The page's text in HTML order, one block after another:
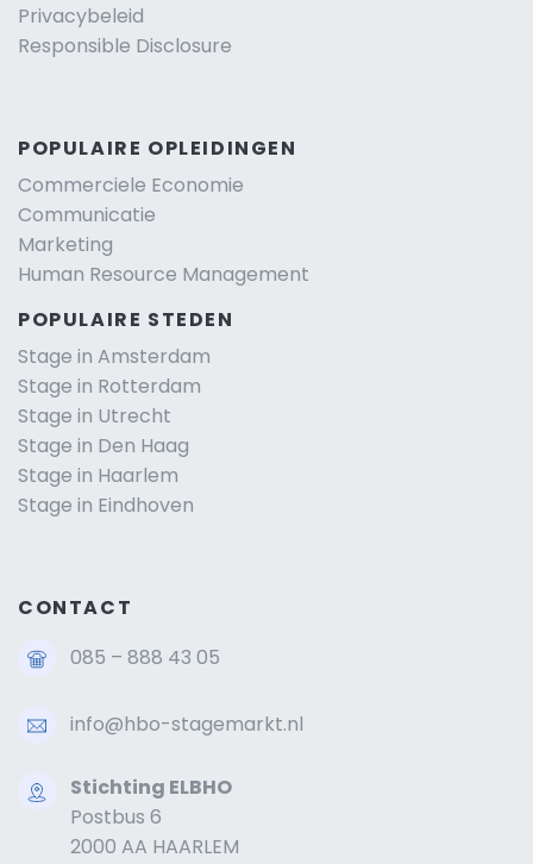
Privacybeleid
Responsible Disclosure
POPULAIRE OPLEIDINGEN
Commerciele Economie
Communicatie
Marketing
Human Resource Management
POPULAIRE STEDEN
Stage in Amsterdam
Stage in Rotterdam
Stage in Utrecht
Stage in Den Haag
Stage in Haarlem
Stage in Eindhoven
CONTACT
085 – 888 43 05
info@hbo-stagemarkt.nl
Stichting ELBHO
Postbus 6
2000 AA HAARLEM